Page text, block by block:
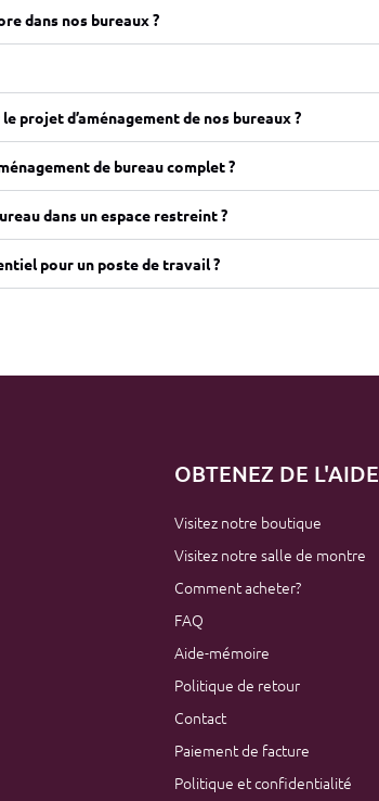
dans nos bureaux ?
projet d’aménagement de nos bureaux ?
de bureau complet ?
dans un espace restreint ?
pour un poste de travail ?
OBTENEZ DE L'AIDE
Visitez notre boutique
Visitez notre salle de montre
Comment acheter?
FAQ
Aide-mémoire
Politique de retour
Contact
Paiement de facture
Politique et confidentialité